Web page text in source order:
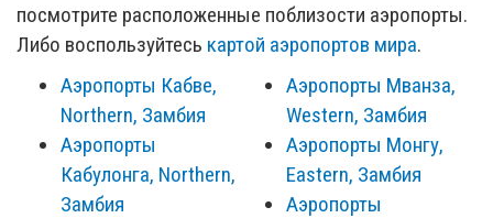
посмотрите расположенные поблизости аэропорты.
Либо воспользуйтесь картой аэропортов мира.
Аэропорты Кабве,
Northern, Замбия
Аэропорты
Кабулонга, Northern,
Замбия
Аэропорты Мванза,
Western, Замбия
Аэропорты Монгу,
Eastern, Замбия
Аэропорты